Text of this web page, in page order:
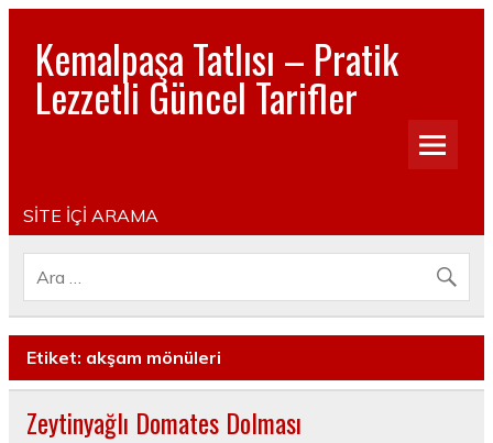
Kemalpaşa Tatlısı – Pratik
Lezzetli Güncel Tarifler
Pratik, lezzetli, Güncel, Resimli, Pasta- Yemek- Kurabiye-
SİTE İÇİ ARAMA
Etiket: akşam mönüleri
Zeytinyağlı Domates Dolması